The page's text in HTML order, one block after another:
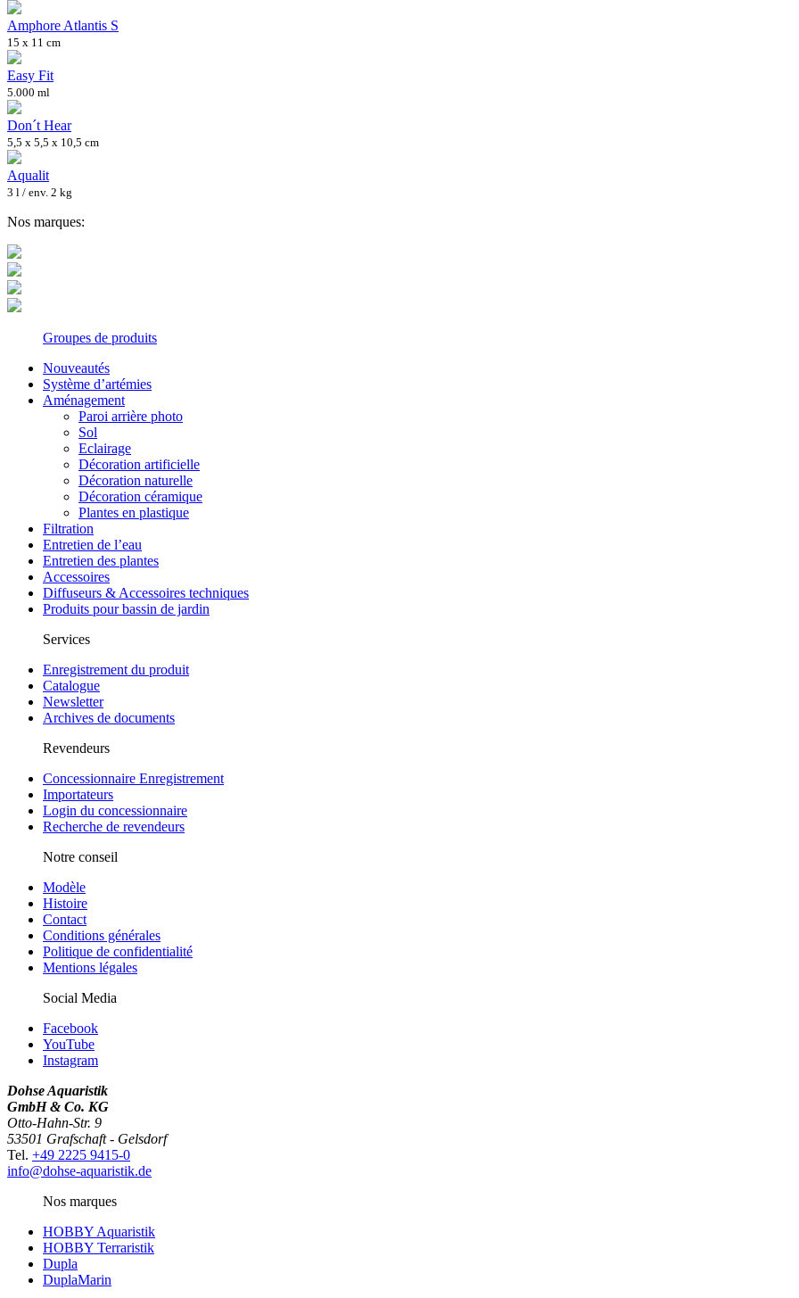
Amphore Atlantis S
15 x 11 cm
Easy Fit
5.000 ml
Don´t Hear
5,5 x 5,5 x 10,5 cm
Aqualit
3 l / env. 2 kg
Nos marques:
Groupes de produits
Nouveautés
Système d’artémies
Aménagement
Paroi arrière photo
Sol
Eclairage
Décoration artificielle
Décoration naturelle
Décoration céramique
Plantes en plastique
Filtration
Entretien de l’eau
Entretien des plantes
Accessoires
Diffuseurs & Accessoires techniques
Produits pour bassin de jardin
Services
Enregistrement du produit
Catalogue
Newsletter
Archives de documents
Revendeurs
Concessionnaire Enregistrement
Importateurs
Login du concessionnaire
Recherche de revendeurs
Notre conseil
Modèle
Histoire
Contact
Conditions générales
Politique de confidentialité
Mentions légales
Social Media
Facebook
YouTube
Instagram
Dohse Aquaristik
GmbH & Co. KG
Otto-Hahn-Str. 9
53501 Grafschaft - Gelsdorf
Tel. +49 2225 9415-0
info@dohse-aquaristik.de
Nos marques
HOBBY Aquaristik
HOBBY Terraristik
Dupla
DuplaMarin